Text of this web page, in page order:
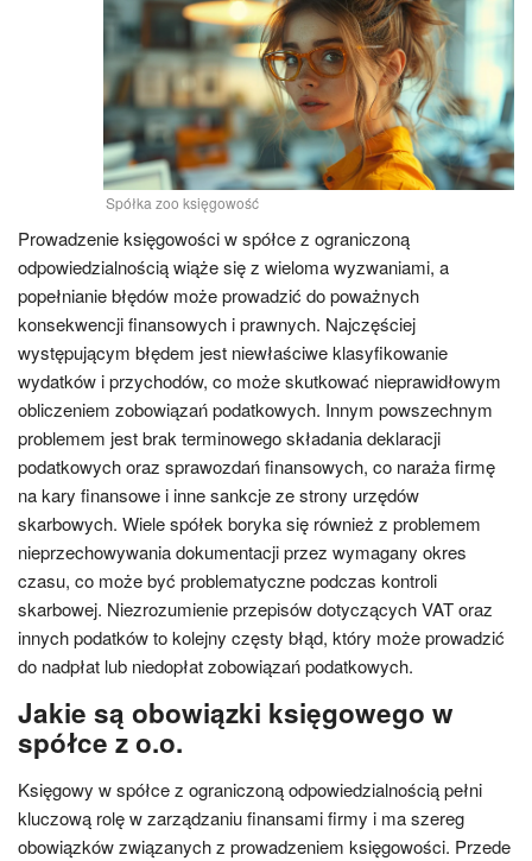
Spółka zoo księgowość
Prowadzenie księgowości w spółce z ograniczoną
odpowiedzialnością wiąże się z wieloma wyzwaniami, a
popełnianie błędów może prowadzić do poważnych
konsekwencji finansowych i prawnych. Najczęściej
występującym błędem jest niewłaściwe klasyfikowanie
wydatków i przychodów, co może skutkować nieprawidłowym
obliczeniem zobowiązań podatkowych. Innym powszechnym
problemem jest brak terminowego składania deklaracji
podatkowych oraz sprawozdań finansowych, co naraża firmę
na kary finansowe i inne sankcje ze strony urzędów
skarbowych. Wiele spółek boryka się również z problemem
nieprzechowywania dokumentacji przez wymagany okres
czasu, co może być problematyczne podczas kontroli
skarbowej. Niezrozumienie przepisów dotyczących VAT oraz
innych podatków to kolejny częsty błąd, który może prowadzić
do nadpłat lub niedopłat zobowiązań podatkowych.
Jakie są obowiązki księgowego w
spółce z o.o.
Księgowy w spółce z ograniczoną odpowiedzialnością pełni
kluczową rolę w zarządzaniu finansami firmy i ma szereg
obowiązków związanych z prowadzeniem księgowości. Przede